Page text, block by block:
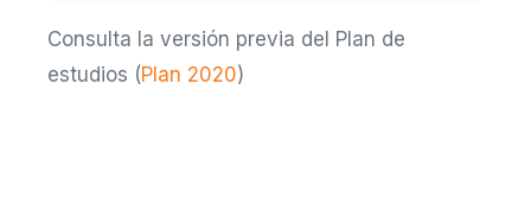
Consulta la versión previa del Plan de
estudios (Plan 2020)